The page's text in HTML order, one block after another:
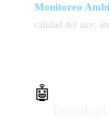
Monitoreo
calidad del aire,
🤖